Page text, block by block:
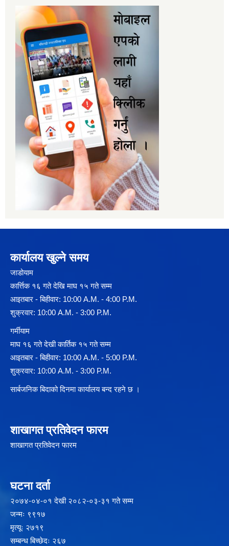
कार्यालय खुल्ने समय
जाडोयाम
कार्त्तिक १६ गते देखि माघ १५ गते सम्म
आइतबार - बिहीवार: 10:00 A.M. - 4:00 P.M.
शुक्रवार: 10:00 A.M. - 3:00 P.M.
गर्मीयाम
माघ १६ गते देखी कार्तिक १५ गते सम्म
आइतबार - बिहीवार: 10:00 A.M. - 5:00 P.M.
शुक्रवार: 10:00 A.M. - 3:00 P.M.
सार्बजनिक बिदाको दिनमा कार्यालय बन्द रहने छ ।
शाखागत प्रतिवेदन फारम
शाखागत प्रतिवेदन फारम
घटना दर्ता
२‍०७४-०४-०१ देखी २०८२-०३-३१ गते सम्म
जन्मः ९९१७
मृत्यूः २७१९
सम्बन्ध बिच्छेदः २६७